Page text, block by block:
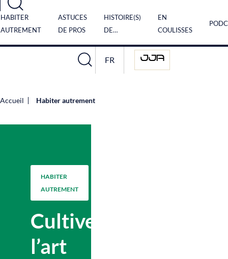
Panneau de gestion des cookies
HABITER
AUTREMENT
ASTUCES
DE PROS
HISTOIRE(S)
DE…
EN
COULISSES
FR
Accueil Habiter autrement
HABITER
AUTREMENT
Cultiver
l’art